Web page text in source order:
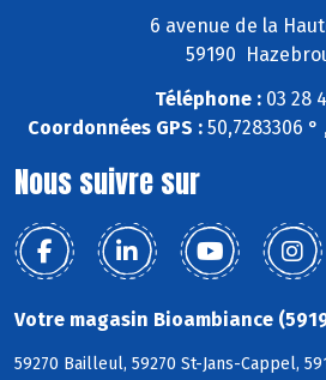
6 avenue de la
59190
Téléphone :03 28
Coordonnées GPS : 50,7283306 °
Nous suivre sur
Votre magasin Bioambiance
59270 Bailleul, 59270 St-Jans-Cappel,